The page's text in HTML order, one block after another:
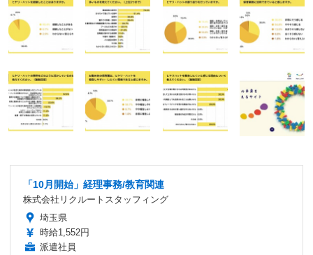
「10月開始」経理事務/教育関連
株式会社リクルートスタッフィング
埼玉県
時給1,552円
派遣社員